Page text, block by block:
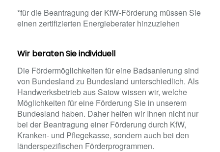
*für die Beantragung der KfW-Förderung müssen Sie
einen zertifizierten Energieberater hinzuziehen
Wir beraten Sie individuell
Die Fördermöglichkeiten für eine Badsanierung sind
von Bundesland zu Bundesland unterschiedlich. Als
Handwerksbetrieb aus Satow wissen wir, welche
Möglichkeiten für eine Förderung Sie in unserem
Bundesland haben. Daher helfen wir Ihnen nicht nur
bei der Beantragung einer Förderung durch KfW,
Kranken- und Pflegekasse, sondern auch bei den
länderspezifischen Förderprogrammen.